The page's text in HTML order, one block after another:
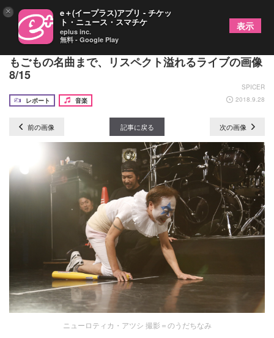
ニューロティカ × 四星球 爆笑の運動会から悲喜こ
もごもの名曲まで、リスペクト溢れるライブの画像
8/15
SPICER
レポート
音楽 2018.9.28
前の画像 記事に戻る 次の画像
ニューロティカ・アツシ 撮影＝のうだちなみ
× e＋(イープラス)アプリ - チケッ
ト・ニュース・スマチケ
eplus inc.
無料 - Google Play
表示